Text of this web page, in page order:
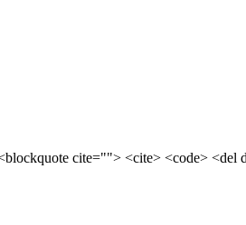
cite=""> <cite> <code> <del